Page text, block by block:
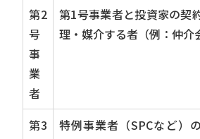
第2
号
事
業
者
第1号事業者と投資家の契
理・媒介する者（例：仲介
第3
特例事業者（SPCなど）